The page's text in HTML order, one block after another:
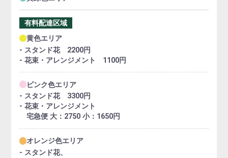
有料配達区域
黄色エリア
- スタンド花 2200円
- 花束・アレンジメント 1100円
ピンク色エリア
- スタンド花 3300円
- 花束・アレンジメント
宅急便 大：2750 小：1650円
オレンジ色エリア
- スタンド花、